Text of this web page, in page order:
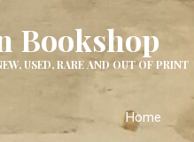
Bookshop
USED, RARE AND OUT OF PRINT
Home